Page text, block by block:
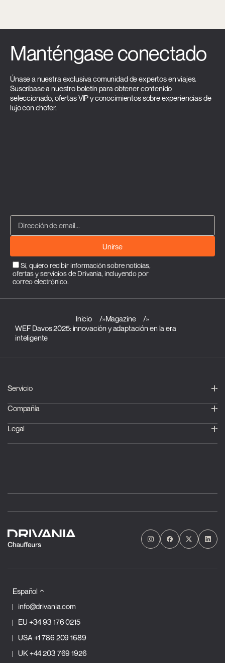
Manténgase conectado
Únase a nuestra exclusiva comunidad de expertos en viajes.
Suscríbase a nuestro boletín para obtener contenido
seleccionado, ofertas VIP y conocimientos sobre experiencias de
lujo con chofer.
Unirse
Sí, quiero recibir información sobre noticias,
ofertas y servicios de Drivania, incluyendo por
correo electrónico.
Inicio »Magazine
»
WEF Davos 2025: innovación y adaptación en la era
inteligente
Servicio
Compañía
Legal
Español
info@drivania.com
EU +34 93 176 0215
USA +1 786 209 1689
UK +44 203 769 1926